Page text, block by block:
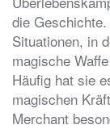
die
Situationen, in
magische
Häufig hat sie
magischen
Merchant